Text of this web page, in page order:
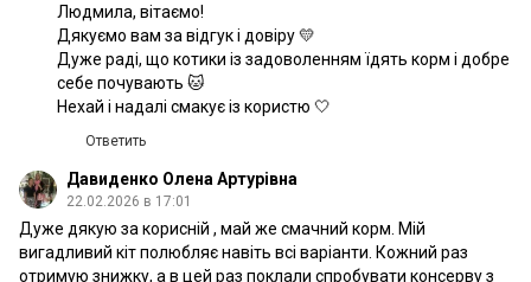
Людмила, вітаємо!
Дякуємо вам за відгук і довіру 💛
Дуже раді, що котики із задоволенням їдять корм і добре
себе почувають 🐱
Нехай і надалі смакує із користю 🤍
Ответить
Давиденко Олена Артурівна
22.02.2026 в 17:01
Дуже дякую за корисній , май же смачний корм. Мій
вигадливий кіт полюбляє навіть всі варіанти. Кожний раз
отримую знижку, а в цей раз поклали спробувати консерву з